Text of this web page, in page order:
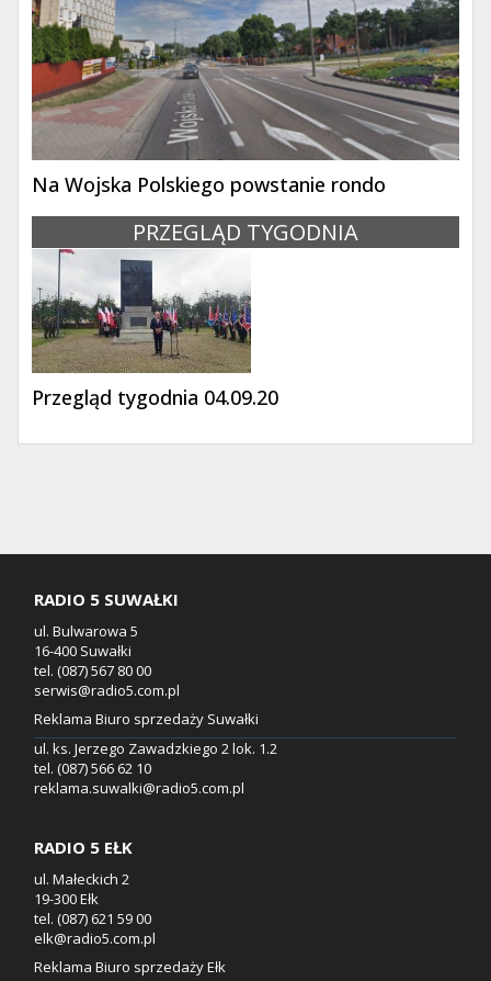
Na Wojska Polskiego powstanie rondo
PRZEGLĄD TYGODNIA
Przegląd tygodnia 04.09.20
RADIO 5 SUWAŁKI
ul. Bulwarowa 5
16-400 Suwałki
tel. (087) 567 80 00
serwis@radio5.com.pl
Reklama Biuro sprzedaży Suwałki
ul. ks. Jerzego Zawadzkiego 2 lok. 1.2
tel. (087) 566 62 10
reklama.suwalki@radio5.com.pl
RADIO 5 EŁK
ul. Małeckich 2
19-300 Ełk
tel. (087) 621 59 00
elk@radio5.com.pl
Reklama Biuro sprzedaży Ełk